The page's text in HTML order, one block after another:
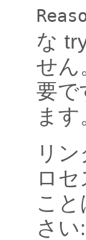
な
せん
要で
ます
リ
ロ
こ
さい: